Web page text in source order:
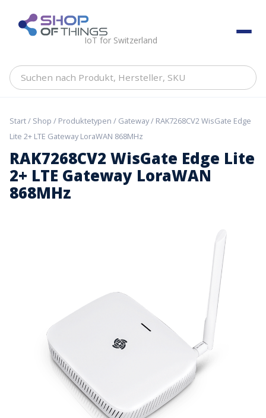
content ShopOfThings
IoT for Switzerland
Suchen
Hersteller,
Start/ Shop / Produktetypen / Gateway/ RAK7268CV2 WisGate Edge
Lite 2+ LTE Gateway LoraWAN 868MHz
RAK7268CV2 WisGate Edge Lite
2+ LTE Gateway LoraWAN
868MHz